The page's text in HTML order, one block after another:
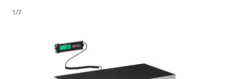
1/7